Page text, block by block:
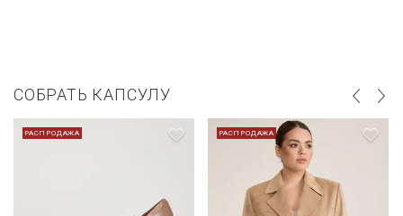
СОБРАТЬ КАПСУЛУ
РАСПРОДАЖА РАСПРОДАЖА